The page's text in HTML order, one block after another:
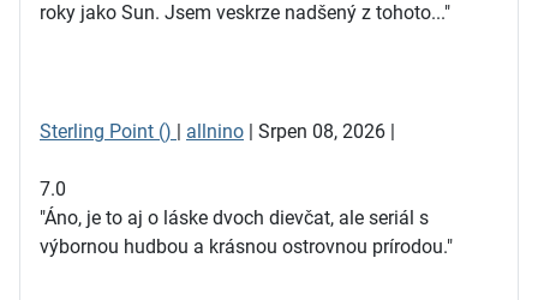
roky jako Sun. Jsem veskrze nadšený z tohoto..."
Sterling Point () | allnino | Srpen 08, 2026 |
7.0
"Áno, je to aj o láske dvoch dievčat, ale seriál s
výbornou hudbou a krásnou ostrovnou prírodou."